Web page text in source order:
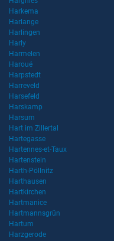
Harkema
Harlange
Harlingen
Harly
Harmelen
Haroué
Harpstedt
Harreveld
Harsefeld
Harskamp
Harsum
Hart im Zillertal
Hartegasse
Hartennes-et-Taux
Hartenstein
Harth-Pöllnitz
Harthausen
Hartkirchen
Hartmanice
Hartmannsgrün
Hartum
Harzgerode